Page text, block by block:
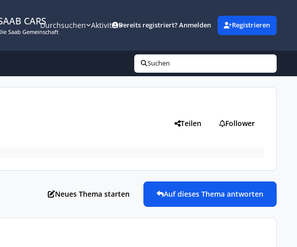
CARS
Saab Gemeinschaft
Durchsuchen AktivitätBereits registriert? Anmelden Registrieren
Suchen
Teilen Follower
Neues Thema starten Auf dieses Thema antworten